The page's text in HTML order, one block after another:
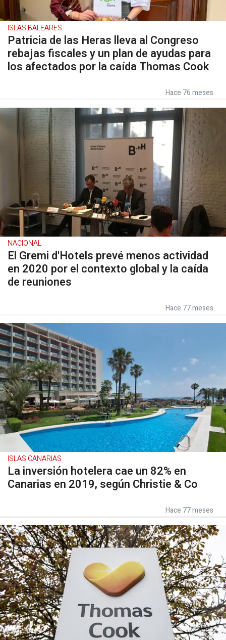
ISLAS BALEARES
Patricia de las Heras lleva al Congreso
rebajas fiscales y un plan de ayudas para
los afectados por la caída Thomas Cook
Hace 76 meses
NACIONAL
El Gremi d'Hotels prevé menos actividad
en 2020 por el contexto global y la caída
de reuniones
Hace 77 meses
ISLAS CANARIAS
La inversión hotelera cae un 82% en
Canarias en 2019, según Christie & Co
Hace 77 meses